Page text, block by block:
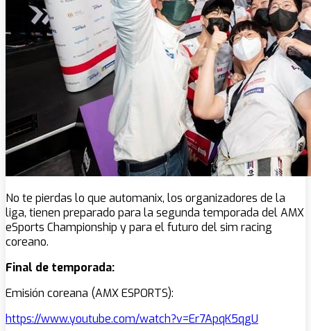
No te pierdas lo que automanix, los organizadores de la
liga, tienen preparado para la segunda temporada del AMX
eSports Championship y para el futuro del sim racing
coreano.
Final de temporada:
Emisión coreana (AMX ESPORTS):
https://www.youtube.com/watch?v=Er7ApqK5qgU